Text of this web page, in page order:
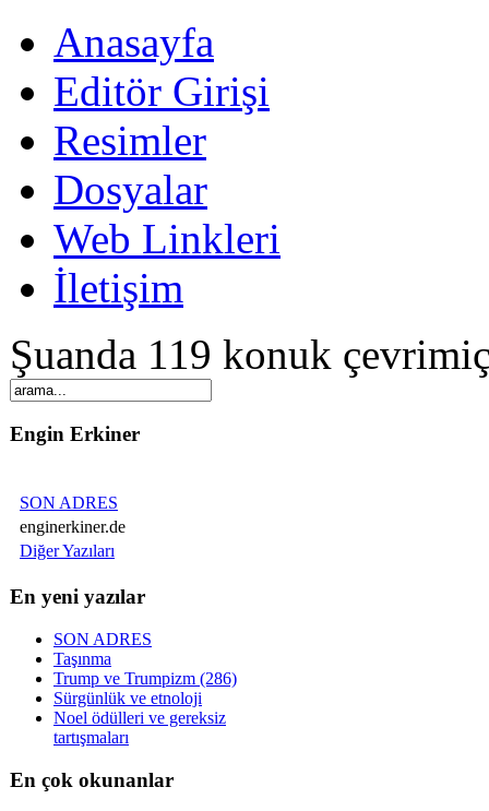
Anasayfa
Editör Girişi
Resimler
Dosyalar
Web Linkleri
İletişim
Şuanda 119 konuk
Engin Erkiner
SON ADRES
enginerkiner.de
Diğer Yazıları
En yeni yazılar
SON ADRES
Taşınma
Trump ve Trumpizm (286)
Sürgünlük ve etnoloji
Noel ödülleri ve gereksiz
tartışmaları
En çok okunanlar